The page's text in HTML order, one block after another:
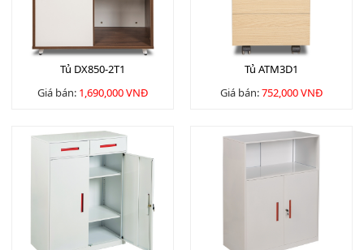
Tủ DX850-2T1
Giá bán: 1,690,000 VNĐ
Tủ ATM3D1
Giá bán:752,000 VNĐ